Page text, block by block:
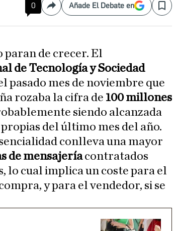
0 CompartirAñade El Debate en Save
paran de crecer. El
de Tecnología y Sociedad
pasado mes de noviembre que
rozaba la cifra de 100 millones
siendo alcanzada
del último mes del año.
conlleva una mayor
de mensajeríacontratados
lo cual implica un coste para el
y para el vendedor, si se